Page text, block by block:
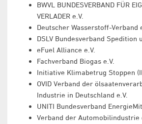
BWVL BUNDESVERBAND FÜR
VERLADER e.V.
Deutscher Wasserstoff-Verband
DSLV Bundesverband Spedition
eFuel Alliance e.V.
Fachverband Biogas e.V.
Initiative Klimabetrug Stoppen
OVID Verband der
Industrie in Deutschland e.V.
UNITI Bundesverband
Verband der Automobilindustrie